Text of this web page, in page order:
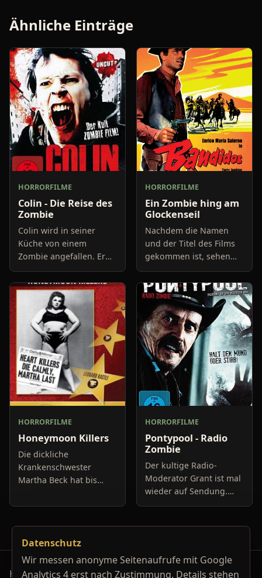
Ähnliche Einträge
HORRORFILME
Colin - Die Reise des
Zombie
Colin wird in seiner
Küche von einem
Zombie angefallen. Er
kann den Angreifer zwar
abwehren, wird bei der
Aktion aber gebissen.
Colin ist infiziert und
verwan
HORRORFILME
Ein Zombie hing am
Glockenseil
Nachdem die Namen
und der Titel des Films
gekommen ist, sehen
wir einen nebligen
Friedhof, auf dem
Gerade ein Priester
rumläuft. Wir befinden
uns gerade in Dun
HORRORFILME
Honeymoon Killers
Die dickliche
Krankenschwester
Martha Beck hat bis
Lebenspartner finden
ohne Marthas Wissen, ei
HORRORFILME
Pontypool - Radio
Zombie
Der kultige Radio-
Moderator Grant ist mal
wieder auf Sendung.
Zusammen mit zwei
er seinen Hörern beste
Doch an
Horrorfilm-Reviews, Serienkiller-Profile und Genre-
Datenschutz
Wir messen anonyme Seitenaufrufe mit Google
Analytics 4 erst nach Zustimmung. Details stehen